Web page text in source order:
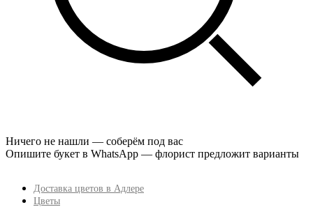
Ничего не нашли — соберём под вас
Опишите букет в WhatsApp — флорист предложит варианты
Доставка цветов в Адлере
Цветы